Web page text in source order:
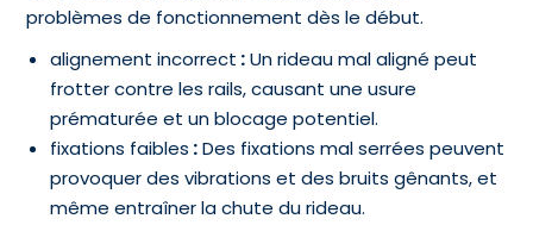
problèmes de fonctionnement dès le début.
alignement incorrect :Un rideau mal aligné peut
frotter contre les rails, causant une usure
prématurée et un blocage potentiel.
fixations faibles :Des fixations mal serrées peuvent
provoquer des vibrations et des bruits gênants, et
même entraîner la chute du rideau.